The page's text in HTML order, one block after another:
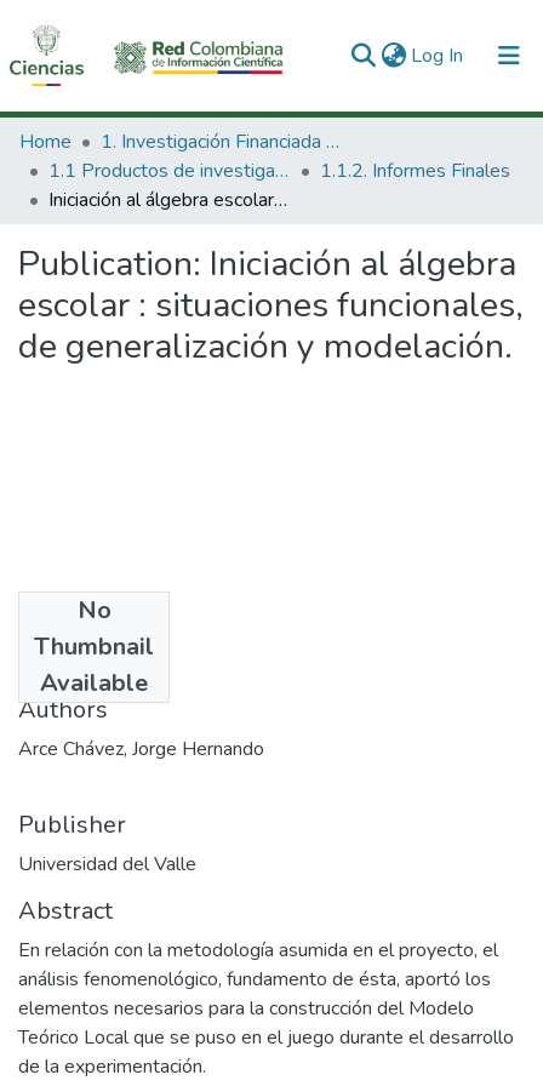
Log In (current)
Communities & Collections
All of DSpace
Home
1. Investigación Financiada con Recursos Públicos
1.1 Productos de investigación
1.1.2. Informes Finales
Iniciación al álgebra escolar : situaciones funcionales, de generalización y modelación.
Publication: Iniciación al álgebra
escolar : situaciones funcionales,
de generalización y modelación.
No
Thumbnail
Available
2004-01-31
Authors
Arce Chávez, Jorge Hernando
Publisher
Universidad del Valle
Abstract
En relación con la metodología asumida en el proyecto, el
análisis fenomenológico, fundamento de ésta, aportó los
elementos necesarios para la construcción del Modelo
Teórico Local que se puso en el juego durante el desarrollo
de la experimentación.